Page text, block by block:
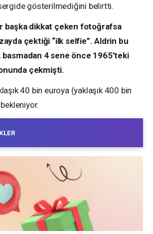
gösterilmediğini belirtti.
başka dikkat çeken fotoğrafsa
çektiği “ilk selfie”. Aldrin bu
basmadan 4 sene önce 1965’teki
çekmişti.
40 bin euroya (yaklaşık 400 bin